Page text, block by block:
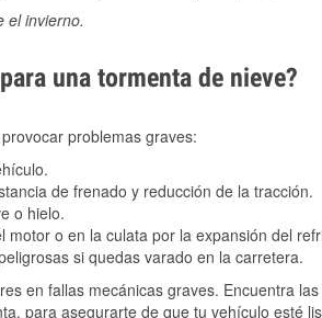
el invierno.
una tormenta de nieve?
problemas graves:
de frenado y reducción de la tracción.
o hielo.
o en la culata por la expansión del
si quedas varado en la carretera.
en fallas mecánicas graves. Encuentra
para asegurarte de que tu vehículo esté